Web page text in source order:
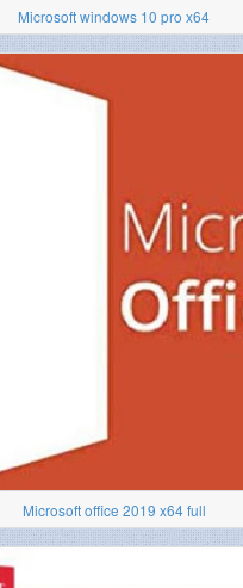
Microsoft windows 10 pro x64
Microsoft office 2019 x64 full